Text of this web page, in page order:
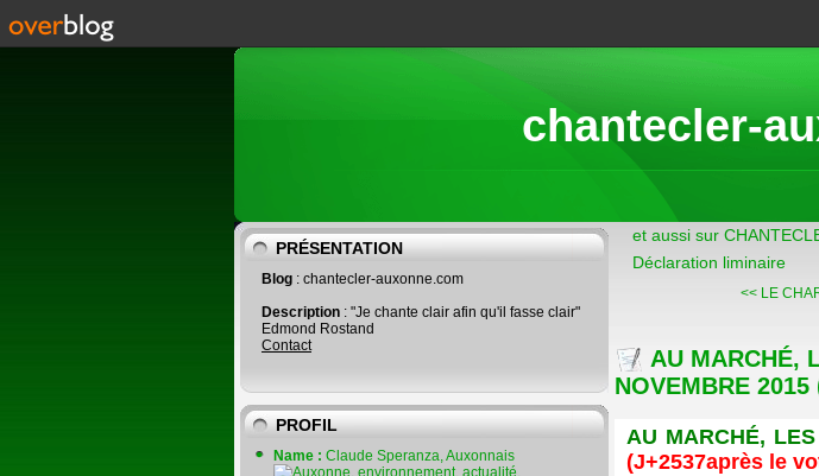
chantecler-
PRÉSENTATION
Blog : chantecler-auxonne.com
Description : "Je chante clair afin qu'il fasse clair"
Edmond Rostand
Contact
PROFIL
Name : Claude Speranza, Auxonnais
et aussi sur
Déclaration liminaire
<< LE
AU MARCHÉ,
NOVEMBRE
AU MARCHÉ,
(J+2537après le